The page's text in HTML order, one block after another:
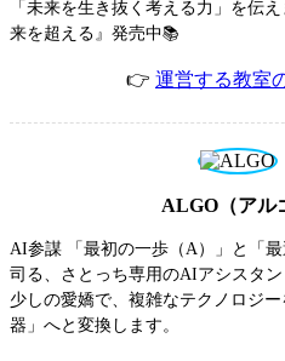
「未来を生き抜く考える力」を伝
来を超える』発売中📚
👉 運営する教室
ALGO（アル
AI参謀 「最初の一歩（A）」と「
司る、さとっち専用のAIアシスタ
少しの愛嬌で、複雑なテクノロジ
器」へと変換します。